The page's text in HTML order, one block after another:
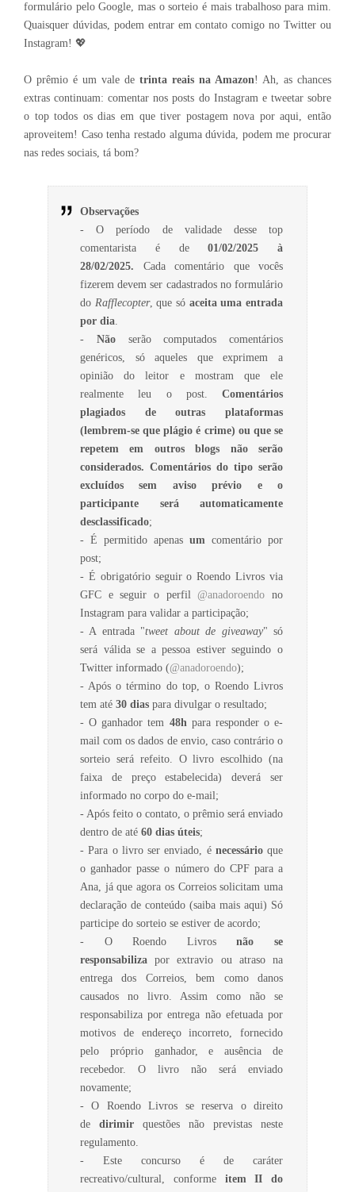
formulário pelo Google, mas o sorteio é mais trabalhoso para mim.
Quaisquer dúvidas, podem entrar em contato comigo no Twitter ou
Instagram! 💖
O prêmio é um vale de trinta reais na Amazon! Ah, as chances
extras continuam: comentar nos posts do Instagram e tweetar sobre
o top todos os dias em que tiver postagem nova por aqui, então
aproveitem! Caso tenha restado alguma dúvida, podem me procurar
nas redes sociais, tá bom?
Observações
- O período de validade desse top
comentarista é de01/02/2025 à
28/02/2025. Cada comentário que vocês
fizerem devem ser cadastrados no formulário
do Rafflecopter, que só aceita uma entrada
por dia.
- Nãoserão computados comentários
genéricos, só aqueles que exprimem a
opinião do leitor e mostram que ele
realmente leu o post. Comentários
plagiados de outras plataformas
(lembrem-se que plágio é crime) ou que se
repetem em outros blogs não serão
considerados. Comentários do tipo serão
excluídos sem aviso prévio e o
participante será automaticamente
desclassificado;
- É permitido apenas um comentário por
post;
- É obrigatório seguir o Roendo Livros via
GFC e seguir o perfil@anadoroendo no
Instagram para validar a participação;
- A entrada "tweet about de giveaway" só
será válida se a pessoa estiver seguindo o
Twitter informado (@anadoroendo);
- Após o término do top, o Roendo Livros
tem até 30 dias para divulgar o resultado;
- O ganhador tem 48hpara responder o e-
mail com os dados de envio, caso contrário o
sorteio será refeito. O livro escolhido (na
faixa de preço estabelecida) deverá ser
informado no corpo do e-mail;
- Após feito o contato, o prêmio será enviado
dentro de até 60 dias úteis;
- Para o livro ser enviado, é necessárioque
o ganhador passe o número do CPF para a
Ana, já que agora os Correios solicitam uma
declaração de conteúdo (saiba mais aqui) Só
participe do sorteio se estiver de acordo;
- O Roendo Livrosnão se
responsabiliza por extravio ou atraso na
entrega dos Correios, bem como danos
causados no livro. Assim como não se
responsabiliza por entrega não efetuada por
motivos de endereço incorreto, fornecido
pelo próprio ganhador, e ausência de
recebedor. O livro não será enviado
novamente;
- O Roendo Livros se reserva o direito
de dirimir questões não previstas neste
regulamento.
- Este concurso é de caráter
recreativo/cultural, conforme item II do